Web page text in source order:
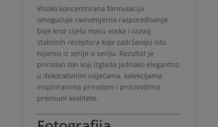
Visoko koncentrirana formulacija
omogućuje ravnomjerno raspoređivanje
boje kroz cijelu masu voska i razvoj
stabilnih receptura koje zadržavaju istu
nijansu iz serije u seriju. Rezultat je
prirodan ton koji izgleda jednako elegantno
u dekorativnim svijećama, kolekcijama
inspiriranima prirodom i proizvodima
premium kvalitete.